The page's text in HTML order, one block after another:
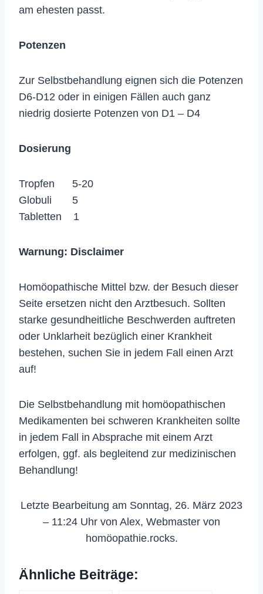
am ehesten passt.
Potenzen
Zur Selbstbehandlung eignen sich die Potenzen
D6-D12 oder in einigen Fällen auch ganz
niedrig dosierte Potenzen von D1 – D4
Dosierung
Tropfen 5-20
Globuli 5
Tabletten 1
Warnung: Disclaimer
Homöopathische Mittel bzw. der Besuch dieser
Seite ersetzen nicht den Arztbesuch. Sollten
starke gesundheitliche Beschwerden auftreten
oder Unklarheit bezüglich einer Krankheit
bestehen, suchen Sie in jedem Fall einen Arzt
auf!
Die Selbstbehandlung mit homöopathischen
Medikamenten bei schweren Krankheiten sollte
in jedem Fall in Absprache mit einem Arzt
erfolgen, ggf. als begleitend zur medizinischen
Behandlung!
Letzte Bearbeitung am Sonntag, 26. März 2023
– 11:24 Uhr von Alex, Webmaster von
homöopathie.rocks.
Ähnliche Beiträge: